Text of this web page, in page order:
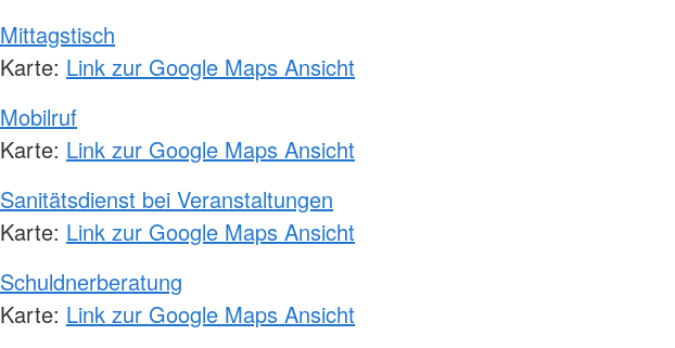
Mittagstisch
Karte: Link zur Google Maps Ansicht
Mobilruf
Karte: Link zur Google Maps Ansicht
Sanitätsdienst bei Veranstaltungen
Karte: Link zur Google Maps Ansicht
Schuldnerberatung
Karte: Link zur Google Maps Ansicht